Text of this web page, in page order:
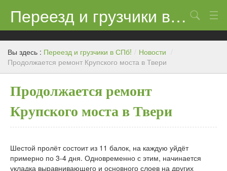
Переезд и грузчики в СПб!
Контакты
Цены
Поиск
Вы здесь : Переезд и грузчики в СПб! / Новости /
Продолжается ремонт Крупского моста в Твери
Продолжается ремонт
Крупского моста в Твери
Шестой пролёт состоит из 11 балок, на каждую уйдёт
примерно по 3-4 дня. Одновременно с этим, начинается
укладка выравнивающего и основного слоев на других